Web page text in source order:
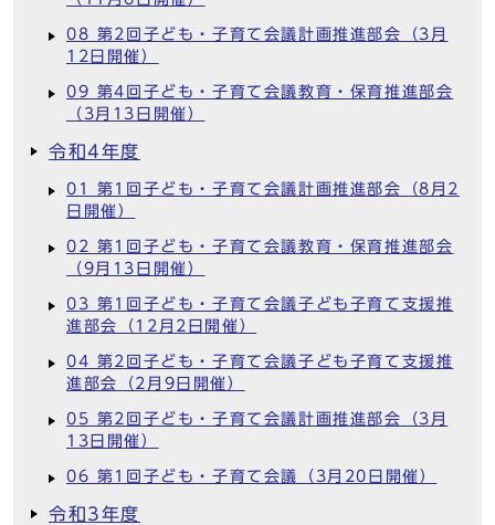
08 第2回子ども・子育て会議計画推進部会（3月
12日開催）
09 第4回子ども・子育て会議教育・保育推進部会
（3月13日開催）
令和4年度
01 第1回子ども・子育て会議計画推進部会（8月2
日開催）
02 第1回子ども・子育て会議教育・保育推進部会
（9月13日開催）
03 第1回子ども・子育て会議子ども子育て支援推
進部会（12月2日開催）
04 第2回子ども・子育て会議子ども子育て支援推
進部会（2月9日開催）
05 第2回子ども・子育て会議計画推進部会（3月
13日開催）
06 第1回子ども・子育て会議（3月20日開催）
令和3年度